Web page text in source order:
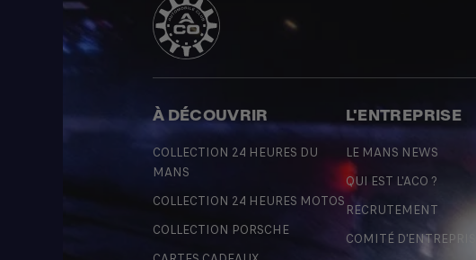
À DÉCOUVRIR
COLLECTION 24 HEURES DU
MANS
COLLECTION 24 HEURES MOTOS
COLLECTION PORSCHE
L'ENTREPRISE
LE MANS NEWS
QUI EST L'ACO ?
RECRUTEMENT
COMITÉ D'ENTREPRISE